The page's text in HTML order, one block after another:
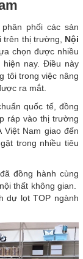
phối các sản
trên thị trường, Nội
chọn được nhiều
hiện nay. Điều này
tôi trong việc nâng
ra mắt.
quốc tế, đồng
ráp vào thị trường
Việt Nam giao đến
trong nhiều tiêu
đồng hành cùng
thất không gian.
dự lọt TOP ngành